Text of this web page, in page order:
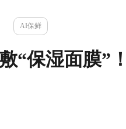
AI保鲜
“保湿面膜”